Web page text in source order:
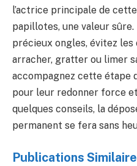
l’actrice principale de
papillotes, une valeur
précieux ongles, évitez
arracher, gratter ou limer
accompagnez cette étape
pour leur redonner force
quelques conseils, la
permanent se fera sans
Publications